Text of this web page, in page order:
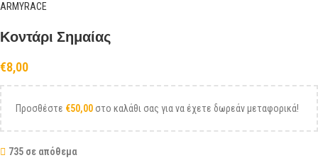
ARMYRACE
Κοντάρι Σημαίας
€8,00
Προσθέστε €50,00 στο καλάθι σας για να έχετε δωρεάν μεταφορικά!
735 σε απόθεμα